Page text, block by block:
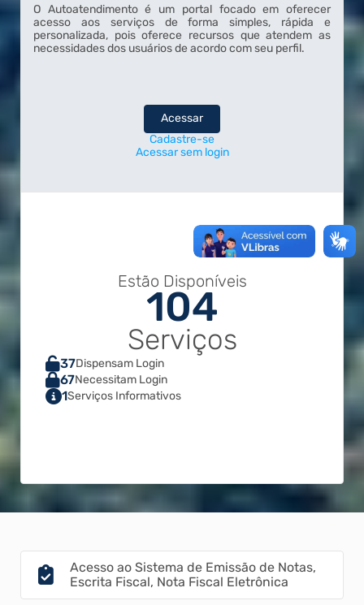
O Autoatendimento é um portal focado em oferecer
acesso aos serviços de forma simples, rápida e
personalizada, pois oferece recursos que atendem as
necessidades dos usuários de acordo com seu perfil.
Acessar
Cadastre-se
Acessar sem login
Estão Disponíveis
104
Serviços
37Dispensam Login
67Necessitam Login
1Serviços Informativos
Acesso ao Sistema de Emissão de Notas,
Escrita Fiscal, Nota Fiscal Eletrônica